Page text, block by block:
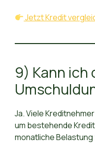
Jetzt Kredit
9) Kann ich
Ja. Viele
um bestehende
monatliche